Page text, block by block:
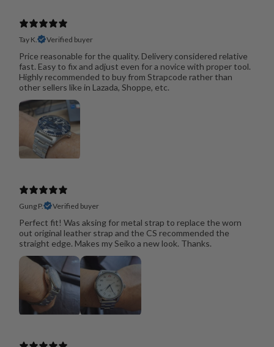
Tay K. Verified buyer
Price reasonable for the quality. Delivery considered relative
fast. Easy to fix and adjust even for a novice with proper tool.
Highly recommended to buy from Strapcode rather than
other sellers like in Lazada, Shoppe, etc.
Gung P. Verified buyer
Perfect fit! Was aksing for metal strap to replace the worn
out original leather strap and the CS recommended the
straight edge. Makes my Seiko a new look. Thanks.